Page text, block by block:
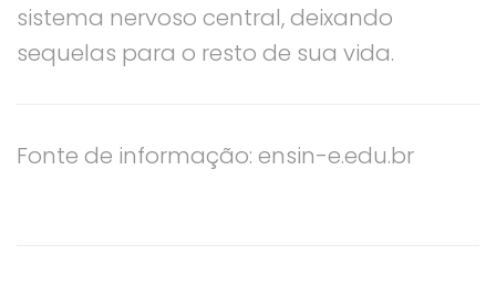
sistema nervoso central, deixando
sequelas para o resto de sua vida.
Fonte de informação: ensin-e.edu.br